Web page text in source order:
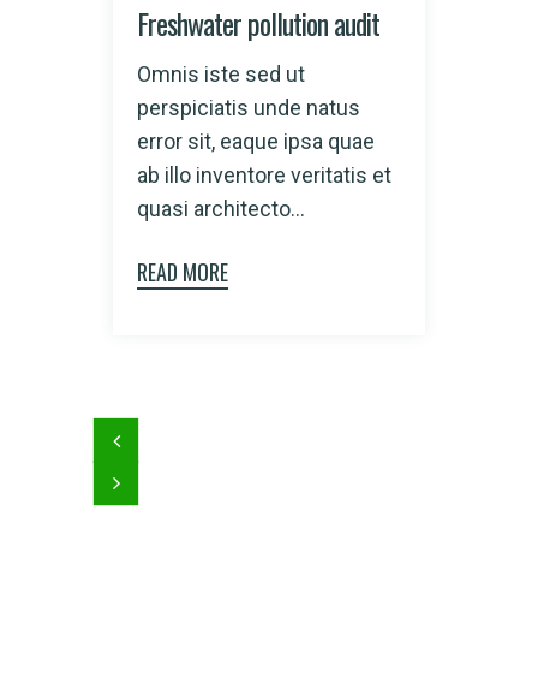
Freshwater pollution audit
Omnis iste sed ut
perspiciatis unde natus
error sit, eaque ipsa quae
ab illo inventore veritatis et
quasi architecto...
READ MORE